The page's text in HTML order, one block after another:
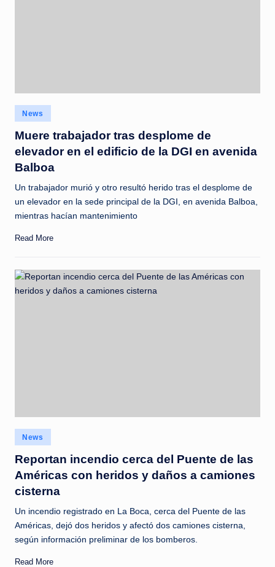
Posted
in
News
Muere trabajador tras desplome de
elevador en el edificio de la DGI en avenida
Balboa
Un trabajador murió y otro resultó herido tras el desplome de
un elevador en la sede principal de la DGI, en avenida Balboa,
mientras hacían mantenimiento
Read More
Posted
in
News
Reportan incendio cerca del Puente de las
Américas con heridos y daños a camiones
cisterna
Un incendio registrado en La Boca, cerca del Puente de las
Américas, dejó dos heridos y afectó dos camiones cisterna,
según información preliminar de los bomberos.
Read More